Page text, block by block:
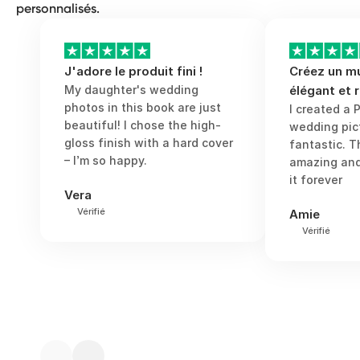
entièrement personnalisés avec des
offrez-leur le souvenir idéal de ce
moment si spécial qu’ils ont partagé avec
vous.
cm, 13 x 13 cm et 20 x 20 cm) ou en
20 x 15 cm et 30 x 20 cm).
personnalisés.
J'adore le produit fini !
My daughter's wedding
photos in this book are just
beautiful! I chose the high-
gloss finish with a hard cover
– I’m so happy.
Vera
Vérifié
Créez un
élégant et
I created a
wedding
fantastic.
amazing
it forever
Amie
Vérifié